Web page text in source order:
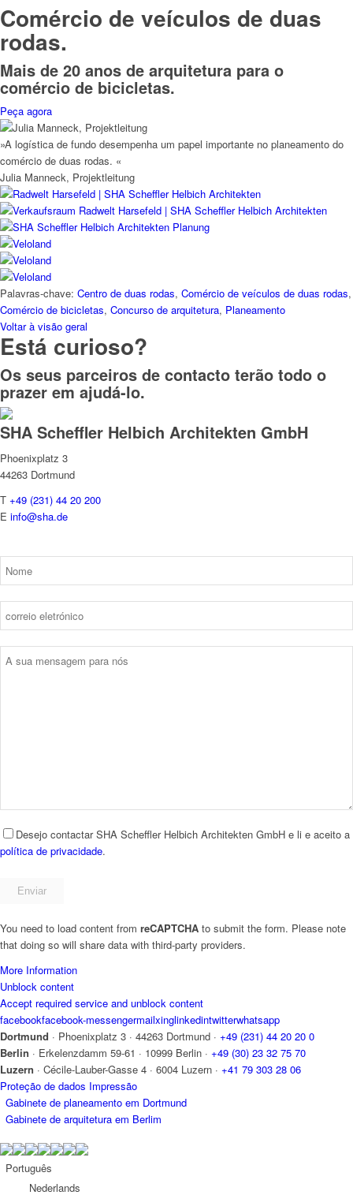
Comércio de veículos de duas
rodas.
Mais de 20 anos de arquitetura para o
comércio de bicicletas.
Peça agora
»A logística de fundo desempenha um papel importante no planeamento do
comércio de duas rodas. «
Julia Manneck, Projektleitung
Palavras-chave: Centro de duas rodas, Comércio de veículos de duas rodas,
Comércio de bicicletas, Concurso de arquitetura, Planeamento
Voltar à visão geral
Está curioso?
Os seus parceiros de contacto terão todo o
prazer em ajudá-lo.
SHA Scheffler Helbich Architekten GmbH
Phoenixplatz 3
44263 Dortmund
T +49 (231) 44 20 200
E info@sha.de
Desejo contactar SHA Scheffler Helbich Architekten GmbH e li e aceito a
política de privacidade.
füllen
dieses
Feld
nicht
aus.
You need to load content from reCAPTCHA to submit the form. Please note
that doing so will share data with third-party providers.
More Information
Unblock content
Accept required service and unblock content
facebookfacebook-messengermailxinglinkedintwitterwhatsapp
Dortmund · Phoenixplatz 3 · 44263 Dortmund · +49 (231) 44 20 20 0
Berlin · Erkelenzdamm 59-61 · 10999 Berlin · +49 (30) 23 32 75 70
Luzern · Cécile-Lauber-Gasse 4 · 6004 Luzern · +41 79 303 28 06
Proteção de dados Impressão
Gabinete de planeamento em Dortmund
Gabinete de arquitetura em Berlim
Português
Nederlands